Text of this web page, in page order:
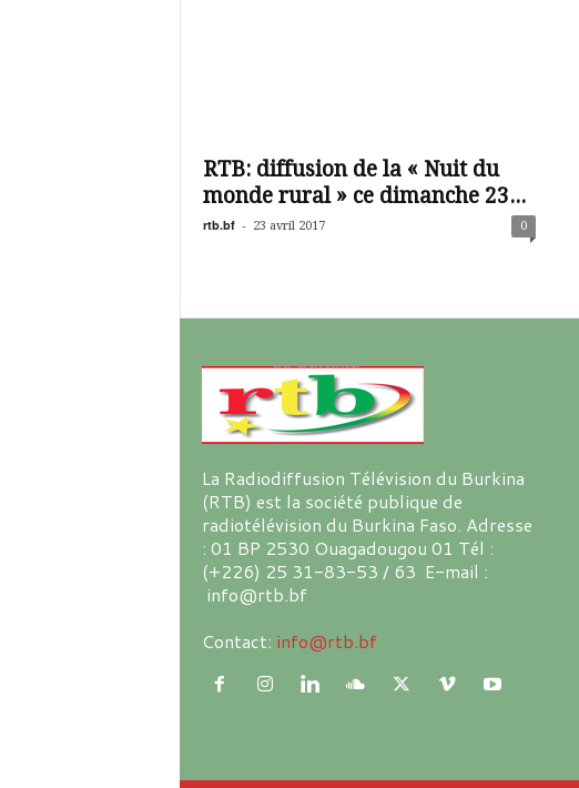
RTB: diffusion de la « Nuit du
monde rural » ce dimanche 23...
rtb.bf - 23 avril 2017 0
La Radiodiffusion Télévision du Burkina
(RTB) est la société publique de
radiotélévision du Burkina Faso. Adresse
: 01 BP 2530 Ouagadougou 01 Tél :
(+226) 25 31-83-53 / 63 E-mail :
info@rtb.bf
Contact: info@rtb.bf